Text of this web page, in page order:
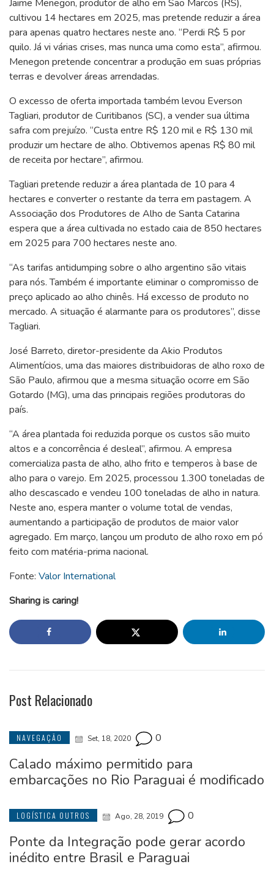
Jaime Menegon, produtor de alho em São Marcos (RS),
cultivou 14 hectares em 2025, mas pretende reduzir a área
para apenas quatro hectares neste ano. “Perdi R$ 5 por
quilo. Já vi várias crises, mas nunca uma como esta”, afirmou.
Menegon pretende concentrar a produção em suas próprias
terras e devolver áreas arrendadas.
O excesso de oferta importada também levou Everson
Tagliari, produtor de Curitibanos (SC), a vender sua última
safra com prejuízo. “Custa entre R$ 120 mil e R$ 130 mil
produzir um hectare de alho. Obtivemos apenas R$ 80 mil
de receita por hectare”, afirmou.
Tagliari pretende reduzir a área plantada de 10 para 4
hectares e converter o restante da terra em pastagem. A
Associação dos Produtores de Alho de Santa Catarina
espera que a área cultivada no estado caia de 850 hectares
em 2025 para 700 hectares neste ano.
“As tarifas antidumping sobre o alho argentino são vitais
para nós. Também é importante eliminar o compromisso de
preço aplicado ao alho chinês. Há excesso de produto no
mercado. A situação é alarmante para os produtores”, disse
Tagliari.
José Barreto, diretor-presidente da Akio Produtos
Alimentícios, uma das maiores distribuidoras de alho roxo de
São Paulo, afirmou que a mesma situação ocorre em São
Gotardo (MG), uma das principais regiões produtoras do
país.
“A área plantada foi reduzida porque os custos são muito
altos e a concorrência é desleal”, afirmou. A empresa
comercializa pasta de alho, alho frito e temperos à base de
alho para o varejo. Em 2025, processou 1.300 toneladas de
alho descascado e vendeu 100 toneladas de alho in natura.
Neste ano, espera manter o volume total de vendas,
aumentando a participação de produtos de maior valor
agregado. Em março, lançou um produto de alho roxo em pó
feito com matéria-prima nacional.
Fonte: Valor International
Sharing is caring!
Post Relacionado
NAVEGAÇÃO Set, 18, 2020 0
Calado máximo permitido para
embarcações no Rio Paraguai é modificado
LOGÍSTICA OUTROS Ago, 28, 2019 0
Ponte da Integração pode gerar acordo
inédito entre Brasil e Paraguai